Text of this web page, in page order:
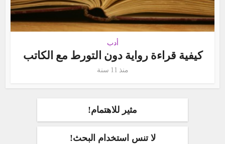
أدب
كيفية قراءة رواية دون التورط مع الكاتب
منذ 11 سنة
مثير للاهتمام!
لا تنس استخدام البحث!